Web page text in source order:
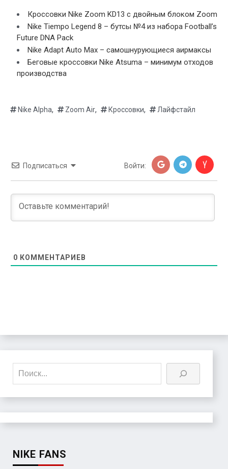
Кроссовки Nike Zoom KD13 с двойным блоком Zoom
Nike Tiempo Legend 8 – бутсы №4 из набора Football’s
Future DNA Pack
Nike Adapt Auto Max – самошнурующиеся аирмаксы
Беговые кроссовки Nike Atsuma – минимум отходов
производства
Nike Alpha, Zoom Air, Кроссовки, Лайфстайл
Подписаться Войти:
0 КОММЕНТАРИЕВ
Поиск
NIKE FANS